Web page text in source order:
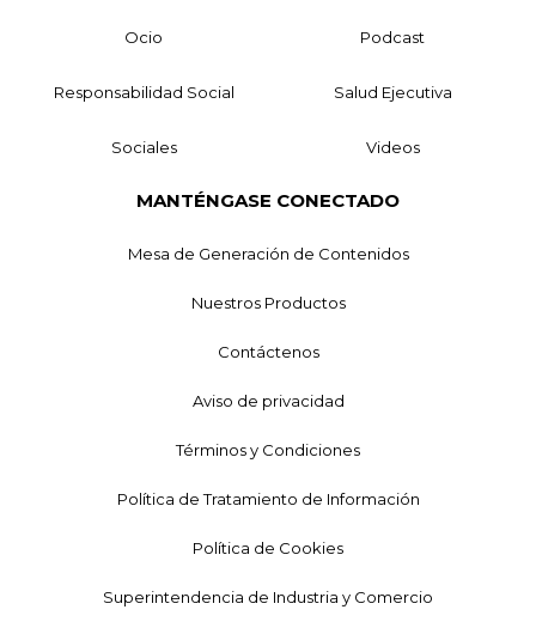
Ocio Podcast
Responsabilidad Social Salud Ejecutiva
Sociales Videos
MANTÉNGASE CONECTADO
Mesa de Generación de Contenidos
Nuestros Productos
Contáctenos
Aviso de privacidad
Términos y Condiciones
Política de Tratamiento de Información
Política de Cookies
Superintendencia de Industria y Comercio